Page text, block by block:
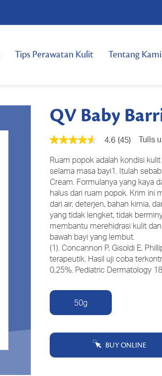
Tips Perawatan Kulit Tentang Kami
QV Baby
4.6
5
bintang,
nilai
rating
rata-
rata.
Read
45
Reviews.
Tautan
halaman
yang
sama.
4.6 (45) Tulis
Ruam popok adalah kondisi
selama masa bayi1. Itulah
Cream. Formulanya yang kaya
halus dari ruam popok. Krim ini
dari air, deterjen, bahan kimia,
yang tidak lengket, tidak
membantu merehidrasi kulit
bawah bayi yang lembut.
(1). Concannon P, Gisoldi E,
terapeutik. Hasil uji coba
0,25%. Pediatric Dermatology
50g
BUY ONLINE